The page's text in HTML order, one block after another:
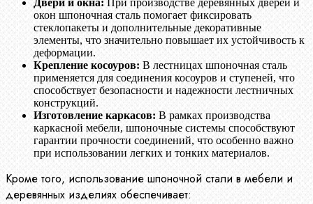
Двери и окна: При производстве деревянных дверей и
окон шпоночная сталь помогает фиксировать
стеклопакеты и дополнительные декоративные
элементы, что значительно повышает их устойчивость к
деформации.
Крепление косоуров: В лестницах шпоночная сталь
применяется для соединения косоуров и ступеней, что
способствует безопасности и надежности лестничных
конструкций.
Изготовление каркасов: В рамках производства
каркасной мебели, шпоночные системы способствуют
гарантии прочности соединений, что особенно важно
при использовании легких и тонких материалов.
Кроме того, использование шпоночной стали в мебели и
деревянных изделиях обеспечивает: